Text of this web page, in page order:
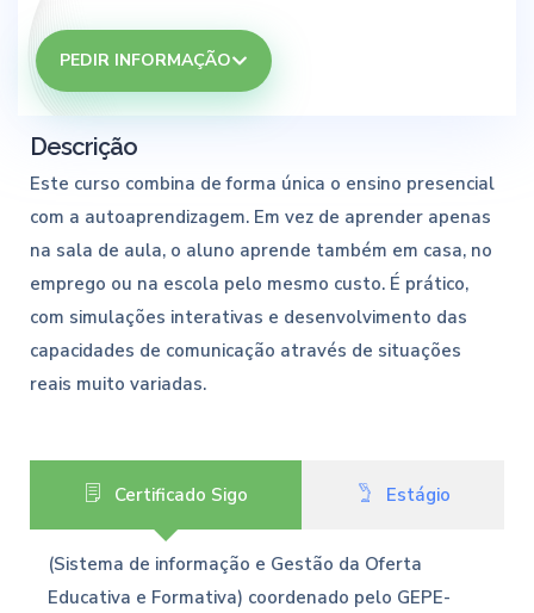
Descrição
Este curso combina de forma única o ensino presencial
com a autoaprendizagem. Em vez de aprender apenas
na sala de aula, o aluno aprende também em casa, no
emprego ou na escola pelo mesmo custo. É prático,
com simulações interativas e desenvolvimento das
capacidades de comunicação através de situações
reais muito variadas.
Certificado Sigo Estágio
(Sistema de informação e Gestão da Oferta
Educativa e Formativa) coordenado pelo GEPE-
PEDIR INFORMAÇÃO